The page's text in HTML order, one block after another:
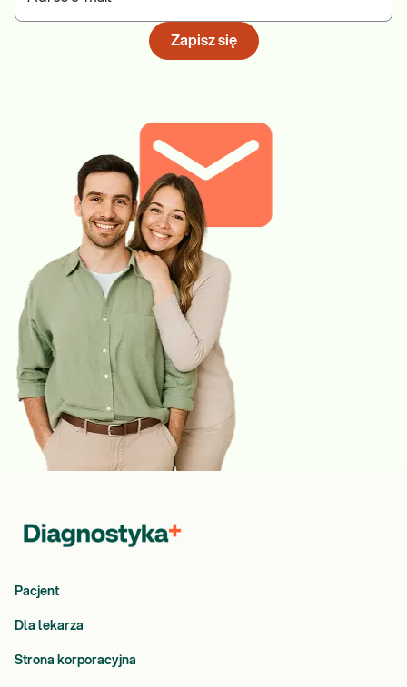
Zapisz się
Pacjent
Dla lekarza
Strona korporacyjna